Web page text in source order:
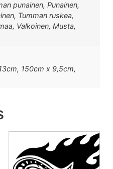
punainen, Punainen,
Tumman ruskea,
Valkoinen, Musta,
150cm x 9,5cm,